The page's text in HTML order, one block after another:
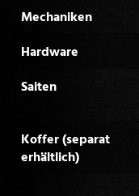
Mechaniken
Hardware
Saiten
Koffer (separat
erhältlich)